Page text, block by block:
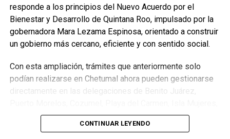
Unirme al canal de WhatsApp
responde a los principios del Nuevo Acuerdo por el
Bienestar y Desarrollo de Quintana Roo, impulsado por la
gobernadora Mara Lezama Espinosa, orientado a construir
un gobierno más cercano, eficiente y con sentido social.
Con esta ampliación, trámites que anteriormente solo
podían realizarse en Chetumal ahora pueden gestionarse
directamente en las delegaciones de Benito Juárez,
Tulum y Felipe Carrillo Puerto, así como en las
subdelegaciones de Lázaro Cárdenas y José María
CONTINUAR LEYENDO